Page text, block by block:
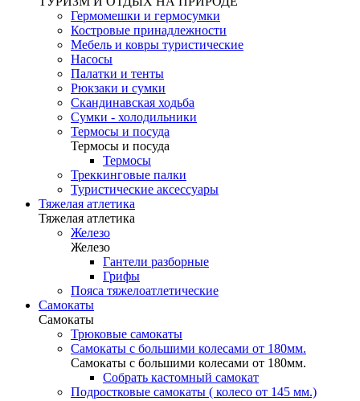
Гермомешки и гермосумки
Костровые принадлежности
Мебель и ковры туристические
Насосы
Палатки и тенты
Рюкзаки и сумки
Скандинавская ходьба
Сумки - холодильники
Термосы и посуда
Термосы и посуда
Термосы
Треккинговые палки
Туристические аксессуары
Тяжелая атлетика
Тяжелая атлетика
Железо
Железо
Гантели разборные
Грифы
Пояса тяжелоатлетические
Самокаты
Самокаты
Трюковые самокаты
Самокаты с большими колесами от 180мм.
Самокаты с большими колесами от 180мм.
Собрать кастомный самокат
Подростковые самокаты ( колесо от 145 мм.)